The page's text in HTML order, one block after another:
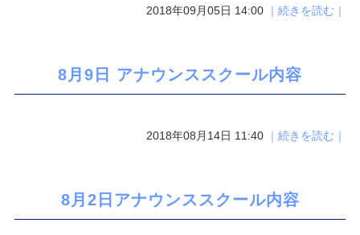
2018年09月05日 14:00 ｜続きを読む｜
8月9日 アナウンススクール内容
2018年08月14日 11:40 ｜続きを読む｜
8月2日アナウンススクール内容